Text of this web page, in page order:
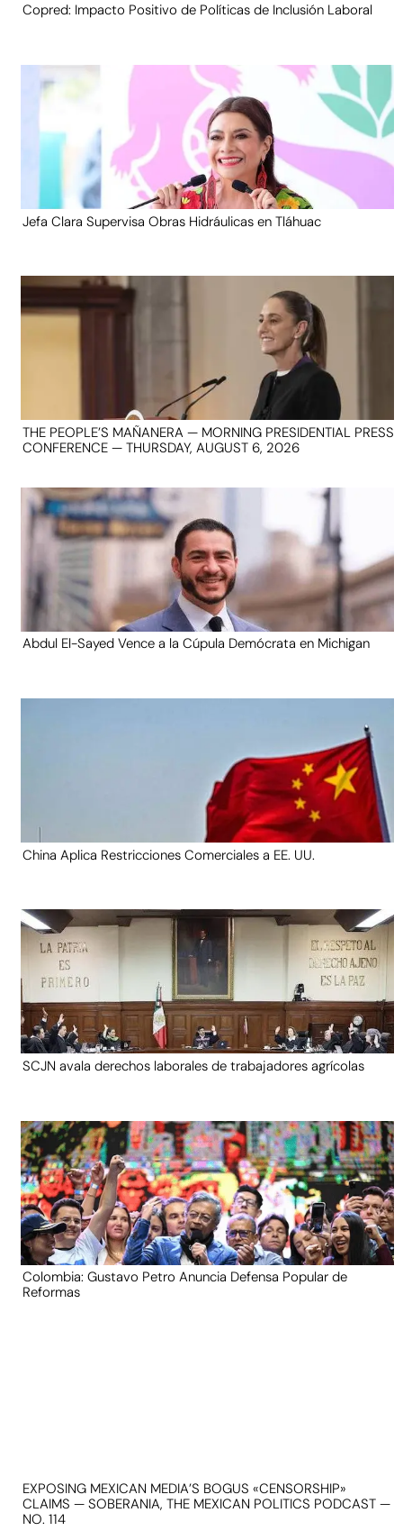
Copred: Impacto Positivo de Políticas de Inclusión Laboral
Jefa Clara Supervisa Obras Hidráulicas en Tláhuac
THE PEOPLE’S MAÑANERA — MORNING PRESIDENTIAL PRESS
CONFERENCE — THURSDAY, AUGUST 6, 2026
Abdul El-Sayed Vence a la Cúpula Demócrata en Michigan
China Aplica Restricciones Comerciales a EE. UU.
SCJN avala derechos laborales de trabajadores agrícolas
Colombia: Gustavo Petro Anuncia Defensa Popular de
Reformas
EXPOSING MEXICAN MEDIA’S BOGUS «CENSORSHIP»
CLAIMS — SOBERANIA, THE MEXICAN POLITICS PODCAST —
NO. 114